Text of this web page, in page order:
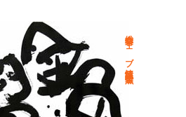
総合文学ウェブ情報誌 文学金魚